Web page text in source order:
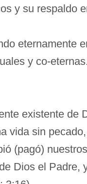
y su respaldo
eternamente
y co-
existente de
vida sin
(pagó)
Dios el